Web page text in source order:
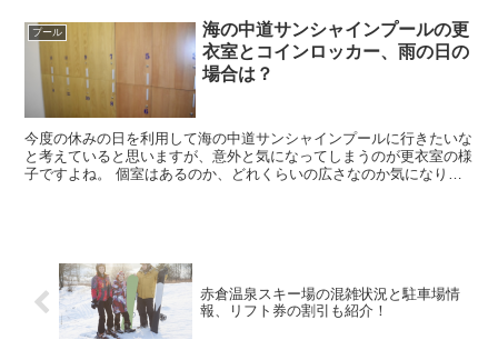
プール
海の中道サンシャインプールの更
衣室とコインロッカー、雨の日の
場合は？
今度の休みの日を利用して海の中道サンシャインプールに行きたいな
と考えていると思いますが、意外と気になってしまうのが更衣室の様
子ですよね。 個室はあるのか、どれくらいの広さなのか気になりま
赤倉温泉スキー場の混雑状況と駐車場情
報、リフト券の割引も紹介！